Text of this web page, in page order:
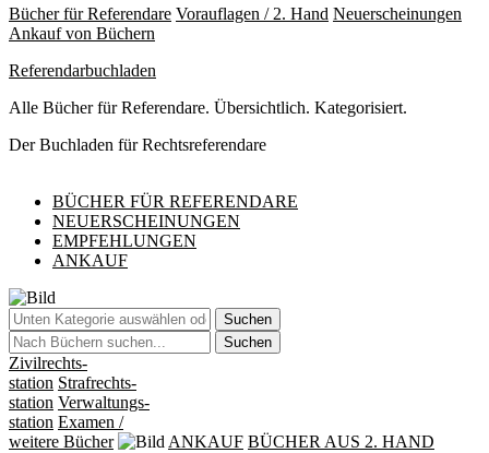
Bücher für Referendare Vorauflagen / 2. Hand Neuerscheinungen
Ankauf von Büchern
Referendarbuchladen
Alle Bücher für Referendare. Übersichtlich. Kategorisiert.
Der Buchladen für Rechtsreferendare
BÜCHER FÜR REFERENDARE
NEUERSCHEINUNGEN
EMPFEHLUNGEN
ANKAUF
Suchen
Suchen
Zivilrechts-
station Strafrechts-
station Verwaltungs-
station Examen /
weitere Bücher
ANKAUF BÜCHER AUS 2. HAND